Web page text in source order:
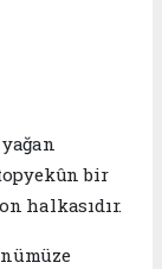
bir
halkasıdır.